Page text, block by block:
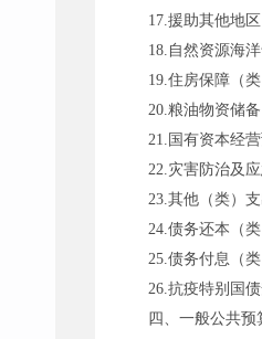
17.援助其他地
18.自然资源海
19.住房保障（
20.粮油物资储
21.国有资本经
22.灾害防治及
23.其他（类）
24.债务还本（
25.债务付息（
26.抗疫特别国
四、一般公共预